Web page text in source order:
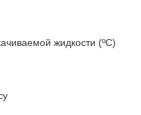
жидкости (ºС)